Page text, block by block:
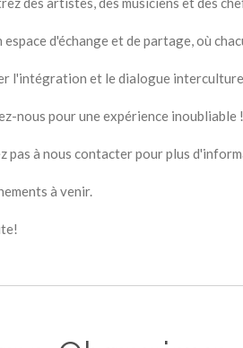
espace d'échange et de partage, où
l'intégration et le dialogue
nous pour une expérience inoubliable !
pas à nous contacter pour plus
à venir.